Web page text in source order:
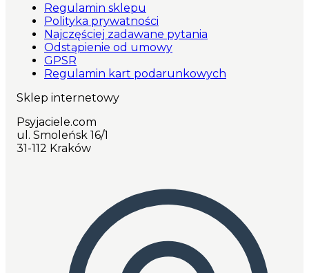
Regulamin sklepu
Polityka prywatności
Najczęściej zadawane pytania
Odstąpienie od umowy
GPSR
Regulamin kart podarunkowych
Sklep internetowy
Psyjaciele.com
ul. Smoleńsk 16/1
31-112 Kraków